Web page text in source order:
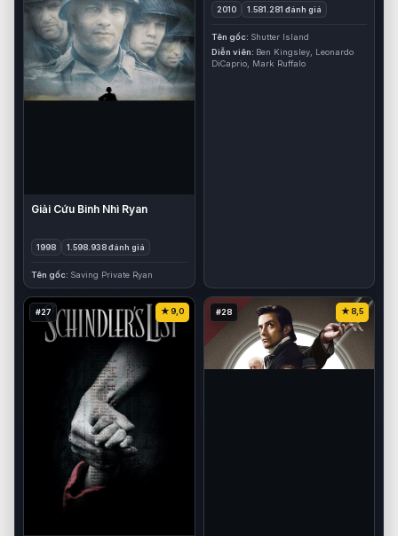
Giải Cứu Binh Nhì Ryan
1998 1.598.938 đánh giá
Tên gốc Saving Private Ryan
2010 1.581.281 đánh giá
Tên gốc Shutter Island
Diễn viên
Ben Kingsley, Leonardo
DiCaprio, Mark Ruffalo
#27 9,0 #28 8,5